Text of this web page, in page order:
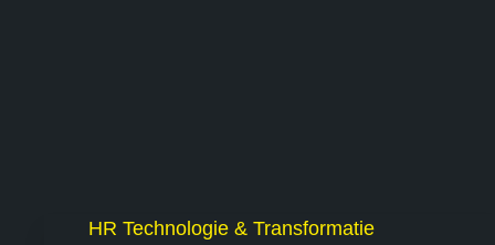
HR Technologie & Transformatie